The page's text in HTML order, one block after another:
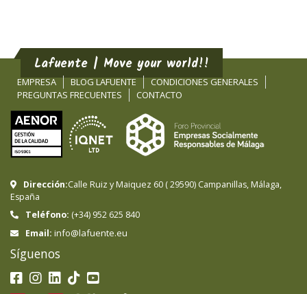
Lafuente | Move your world!!
EMPRESA BLOG LAFUENTE
CONDICIONES GENERALES
PREGUNTAS FRECUENTES
CONTACTO
Dirección:Calle Ruiz y Maiquez 60 (29590) Campanillas, Málaga,
España
Teléfono: (+34) 952 625 840
Email: info@lafuente.eu
Síguenos